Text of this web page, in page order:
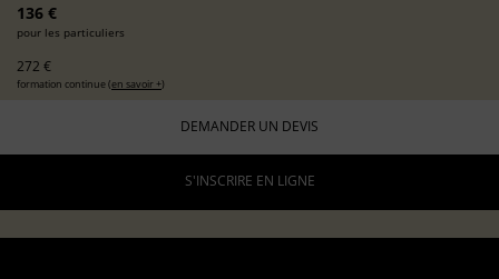
136 €
pour les particuliers
272 €
formation continue (en savoir +)
DEMANDER UN DEVIS
S'INSCRIRE EN LIGNE